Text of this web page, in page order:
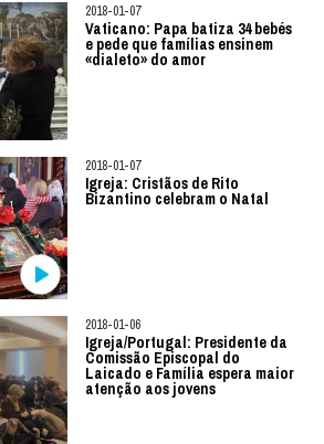
2018-01-07
Vaticano: Papa batiza 34 bebés
e pede que famílias ensinem
«dialeto» do amor
2018-01-07
Igreja: Cristãos de Rito
Bizantino celebram o Natal
2018-01-06
Igreja/Portugal: Presidente da
Comissão Episcopal do
Laicado e Família espera maior
atenção aos jovens